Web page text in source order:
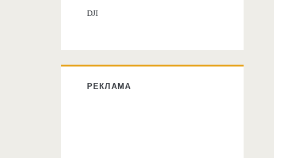
DJI
РЕКЛАМА